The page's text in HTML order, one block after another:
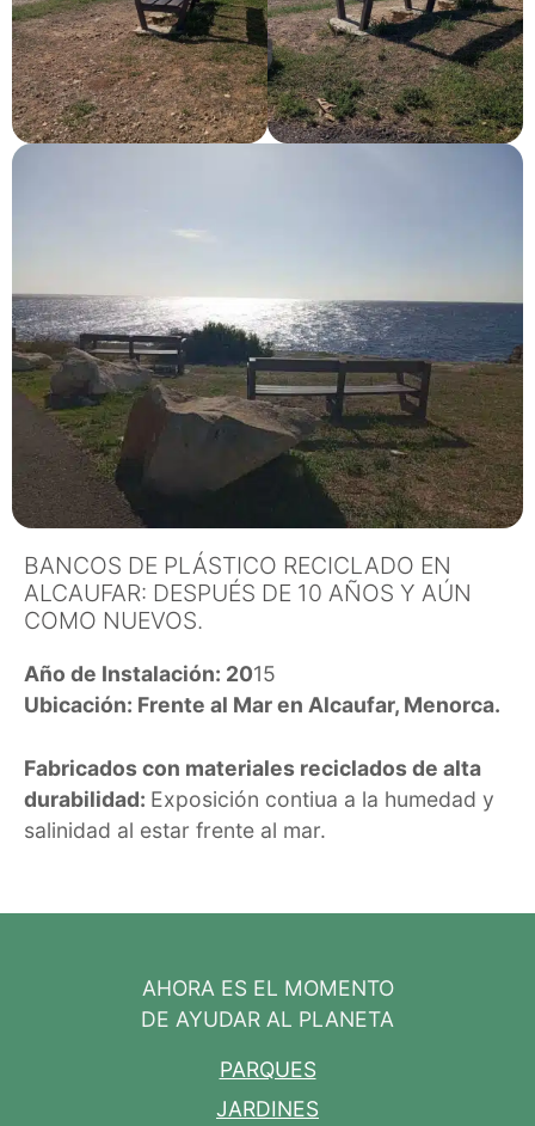
BANCOS DE PLÁSTICO RECICLADO EN
ALCAUFAR: DESPUÉS DE 10 AÑOS Y AÚN
COMO NUEVOS.
Año de Instalación: 2015
Ubicación: Frente al Mar en Alcaufar, Menorca.
Fabricados con materiales reciclados de alta
durabilidad: Exposición contiua a la humedad y
salinidad al estar frente al mar.
AHORA ES EL MOMENTO
DE AYUDAR AL PLANETA
PARQUES
JARDINES